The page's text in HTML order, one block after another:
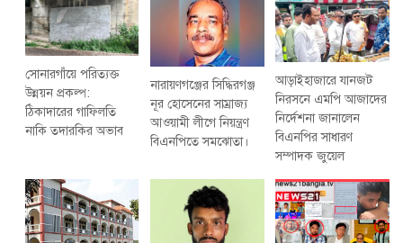
সোনারগাঁয়ে পরিত্যক্ত
উন্নয়ন প্রকল্প:
ঠিকাদারের গাফিলতি
নাকি তদারকির অভাব
নারায়ণগঞ্জের সিদ্ধিরগঞ্জ
নূর হোসেনের সাম্রাজ্য
আওয়ামী লীগে নিয়ন্ত্রণ
বিএনপিতে সমঝোতা।
আড়াইহাজারে যানজট
নিরসনে এমপি আজাদের
নির্দেশনা জানালেন
বিএনপির সাধারণ
সম্পাদক জুয়েল